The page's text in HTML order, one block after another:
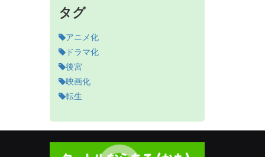
タグ
アニメ化
ドラマ化
後宮
映画化
転生